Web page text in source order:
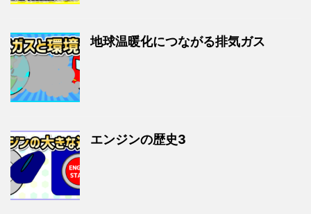
地球温暖化につながる排気ガス
エンジンの歴史3